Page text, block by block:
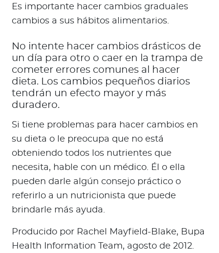
Es importante hacer cambios graduales
cambios a sus hábitos alimentarios.
No intente hacer cambios drásticos de
un día para otro o caer en la trampa de
cometer errores comunes al hacer
dieta. Los cambios pequeños diarios
tendrán un efecto mayor y más
duradero.
Si tiene problemas para hacer cambios en
su dieta o le preocupa que no está
obteniendo todos los nutrientes que
necesita, hable con un médico. Él o ella
pueden darle algún consejo práctico o
referirlo a un nutricionista que puede
brindarle más ayuda.
Producido por Rachel Mayfield-Blake, Bupa
Health Information Team, agosto de 2012.